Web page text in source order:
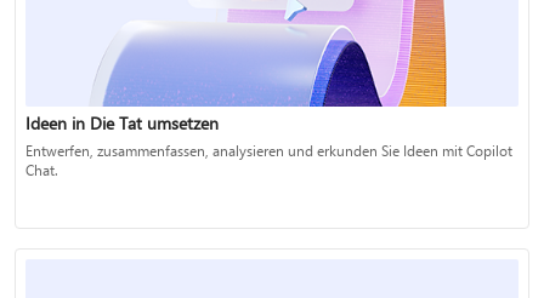
Ideen in Die Tat umsetzen
Entwerfen, zusammenfassen, analysieren und erkunden Sie Ideen mit Copilot
Chat.